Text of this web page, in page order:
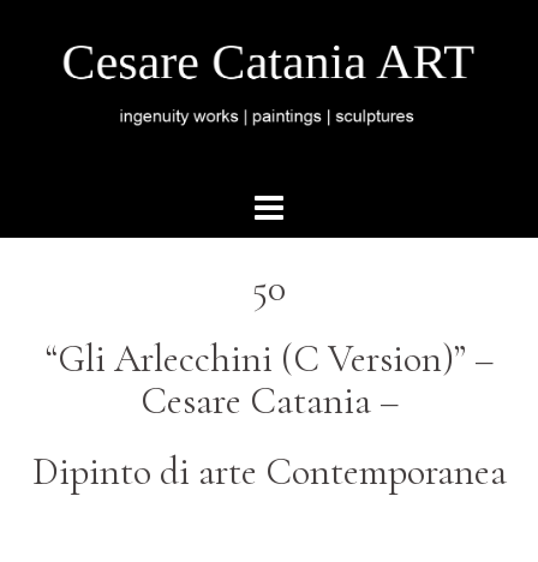
50
“Gli Arlecchini (C Version)” –
Cesare Catania –
Dipinto di arte Contemporanea